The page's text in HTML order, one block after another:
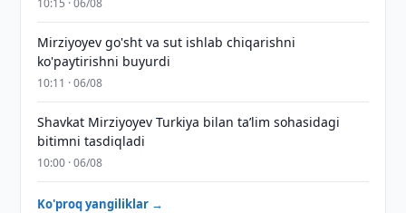
10:15 · 06/08
Mirziyoyev go'sht va sut ishlab chiqarishni
ko'paytirishni buyurdi
10:11 · 06/08
Shavkat Mirziyoyev Turkiya bilan taʼlim sohasidagi
bitimni tasdiqladi
10:00 · 06/08
Ko'proq yangiliklar →